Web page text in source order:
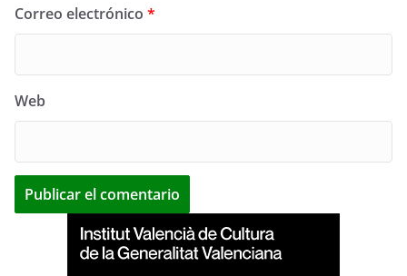
Correo electrónico *
Web